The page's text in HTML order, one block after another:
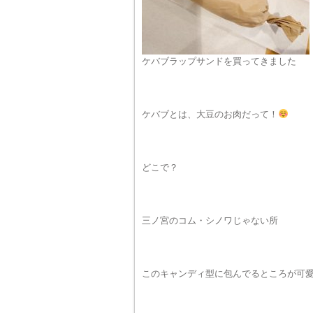
ケバブラップサンドを買ってきました
ケバブとは、大豆のお肉だって！
どこで？
三ノ宮のコム・シノワじゃない所
このキャンディ型に包んでるところが可